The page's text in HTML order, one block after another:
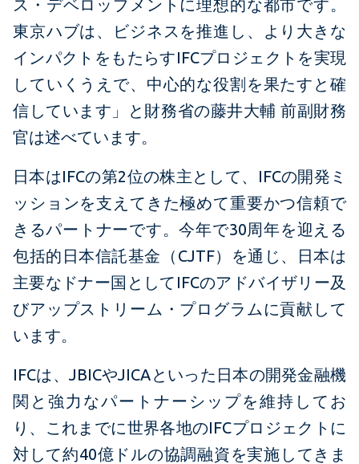
ス・デベロップメントに理想的な都市です。
東京ハブは、ビジネスを推進し、より大きな
インパクトをもたらすIFCプロジェクトを実現
していくうえで、中心的な役割を果たすと確
信しています」と財務省の藤井大輔 前副財務
官は述べています。
日本はIFCの第2位の株主として、IFCの開発ミ
ッションを支えてきた極めて重要かつ信頼で
きるパートナーです。今年で30周年を迎える
包括的日本信託基金（CJTF）を通じ、日本は
主要なドナー国としてIFCのアドバイザリー及
びアップストリーム・プログラムに貢献して
います。
IFCは、JBICやJICAといった日本の開発金融機
関と強力なパートナーシップを維持してお
り、これまでに世界各地のIFCプロジェクトに
対して約40億ドルの協調融資を実施してきま